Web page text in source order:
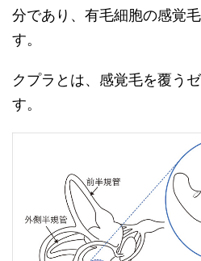
分であり、有毛細胞の感覚
す。
クプラとは、感覚毛を覆う
す。